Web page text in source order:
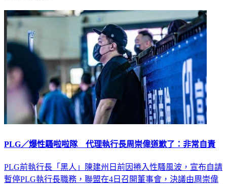
PLG／爆性騷啦啦隊 代理執行長周崇偉道歉了：非常自責
PLG前執行長「黑人」陳建州日前因捲入性騷風波，宣布自請
暫停PLG執行長職務，聯盟在4日召開董事會，決議由周崇偉